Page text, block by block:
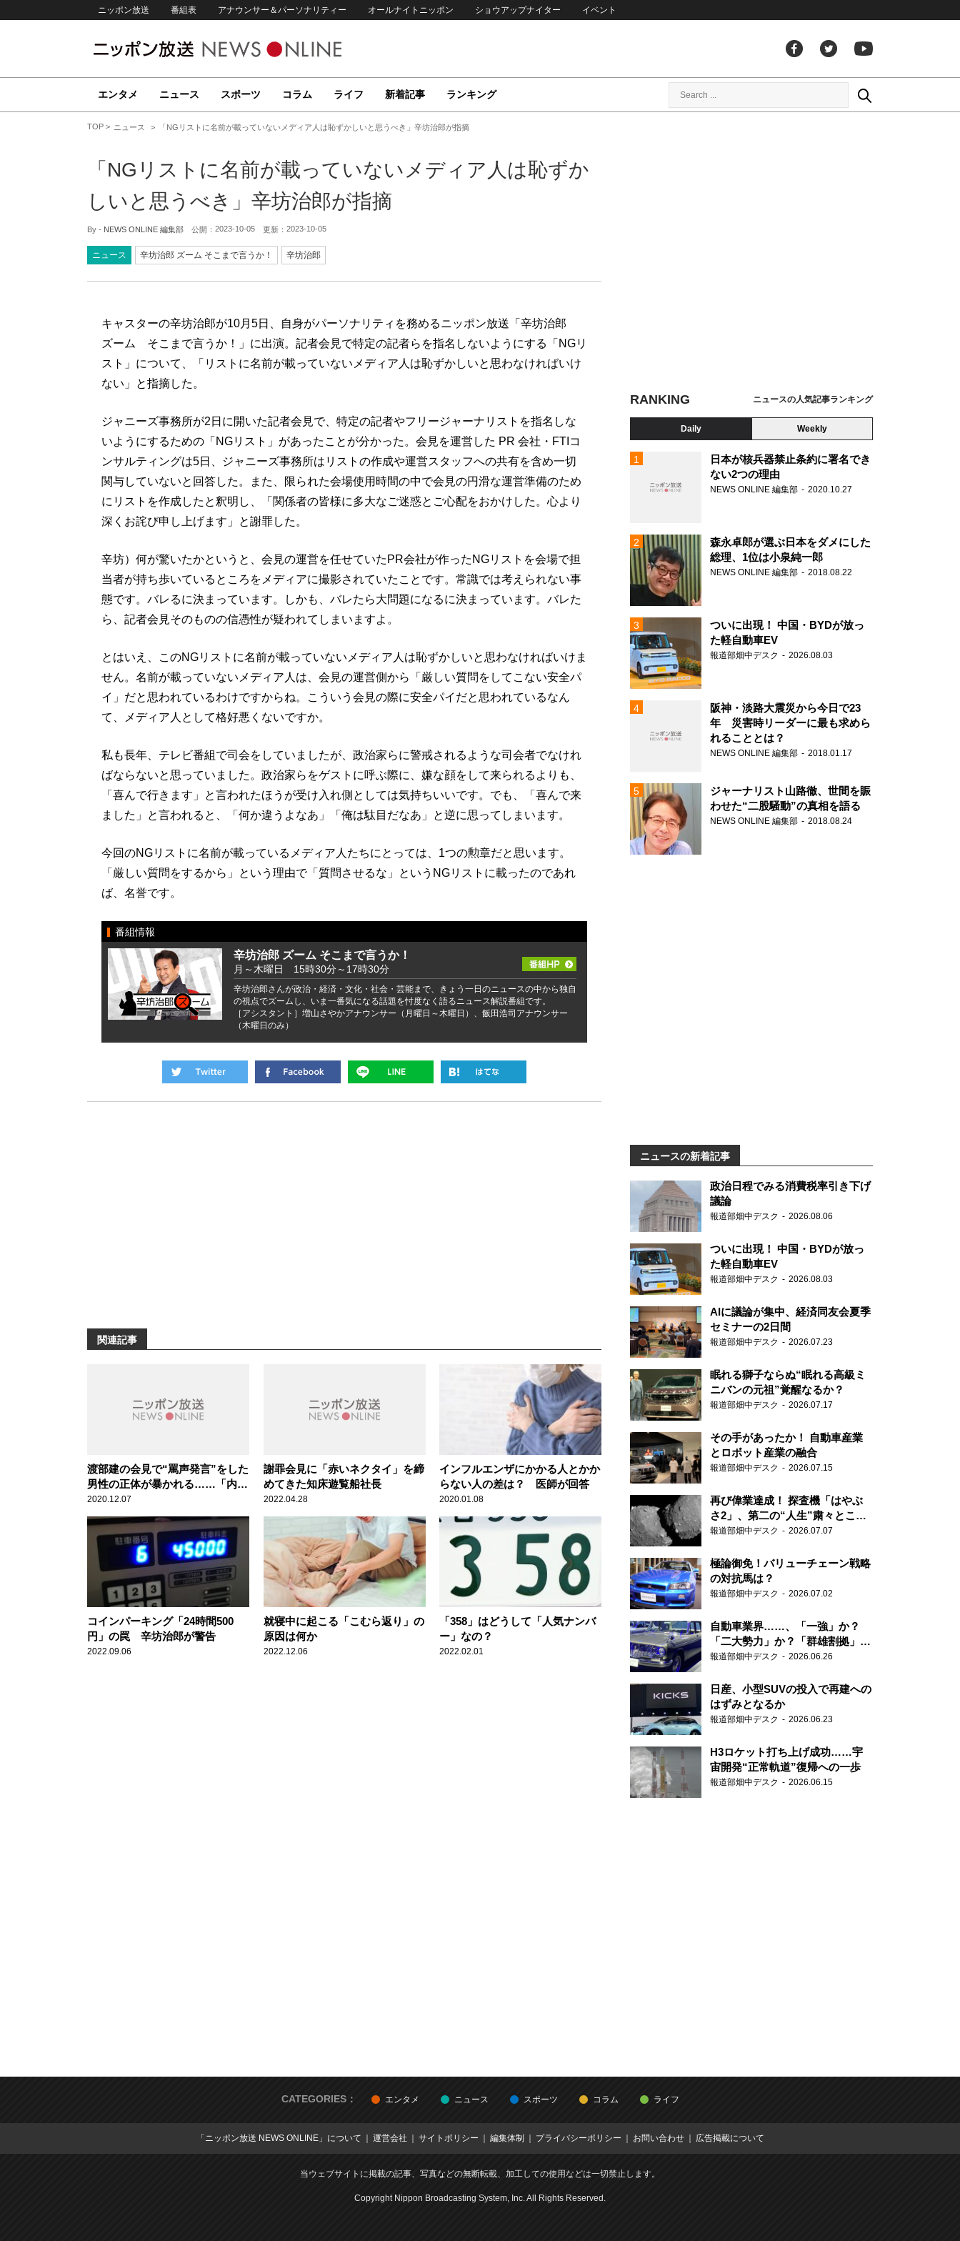
ニッポン放送 番組表 アナウンサー＆パーソナリティー オールナイトニッポン ショウアップナイター イベント
エンタメ ニュース スポーツ コラム ライフ 新着記事 ランキング
TOP ニュース 「NGリストに名前が載っていないメディア人は恥ずかしいと思うべき」辛坊治郎が指摘
「NGリストに名前が載っていないメディア人は恥ずか
しいと思うべき」辛坊治郎が指摘
By - NEWS ONLINE 編集部 公開： 2023-10-05 更新： 2023-10-05
ニュース 辛坊治郎 ズーム そこまで言うか！ 辛坊治郎
キャスターの辛坊治郎が10月5日、自身がパーソナリティを務めるニッポン放送「辛坊治郎
ズーム そこまで言うか！」に出演。記者会見で特定の記者らを指名しないようにする「NGリ
スト」について、「リストに名前が載っていないメディア人は恥ずかしいと思わなければいけ
ない」と指摘した。
ジャニーズ事務所が2日に開いた記者会見で、特定の記者やフリージャーナリストを指名しな
いようにするための「NGリスト」があったことが分かった。会見を運営した PR 会社・FTIコ
ンサルティングは5日、ジャニーズ事務所はリストの作成や運営スタッフへの共有を含め一切
関与していないと回答した。また、限られた会場使用時間の中で会見の円滑な運営準備のため
にリストを作成したと釈明し、「関係者の皆様に多大なご迷惑とご心配をおかけした。心より
深くお詫び申し上げます」と謝罪した。
辛坊）何が驚いたかというと、会見の運営を任せていたPR会社が作ったNGリストを会場で担
当者が持ち歩いているところをメディアに撮影されていたことです。常識では考えられない事
態です。バレるに決まっています。しかも、バレたら大問題になるに決まっています。バレた
ら、記者会見そのものの信憑性が疑われてしまいますよ。
とはいえ、このNGリストに名前が載っていないメディア人は恥ずかしいと思わなければいけま
せん。名前が載っていないメディア人は、会見の運営側から「厳しい質問をしてこない安全パ
イ」だと思われているわけですからね。こういう会見の際に安全パイだと思われているなん
て、メディア人として格好悪くないですか。
私も長年、テレビ番組で司会をしていましたが、政治家らに警戒されるような司会者でなけれ
ばならないと思っていました。政治家らをゲストに呼ぶ際に、嫌な顔をして来られるよりも、
「喜んで行きます」と言われたほうが受け入れ側としては気持ちいいです。でも、「喜んで来
ました」と言われると、「何か違うよなあ」「俺は駄目だなあ」と逆に思ってしまいます。
今回のNGリストに名前が載っているメディア人たちにとっては、1つの勲章だと思います。
「厳しい質問をするから」という理由で「質問させるな」というNGリストに載ったのであれ
ば、名誉です。
番組情報
辛坊治郎 ズーム そこまで言うか！
月～木曜日 15時30分～17時30分
辛坊治郎さんが政治・経済・文化・社会・芸能まで、きょう一日のニュースの中から独自
の視点でズームし、いま一番気になる話題を忖度なく語るニュース解説番組です。
［アシスタント］増山さやかアナウンサー（月曜日～木曜日）、飯田浩司アナウンサー
（木曜日のみ）
関連記事
渡部建の会見で“罵声発言”をした
男性の正体が暴かれる……「内幕
がすごく面白い」辛坊治郎が言及
2020.12.07
謝罪会見に「赤いネクタイ」を締
めてきた知床遊覧船社長
2022.04.28
インフルエンザにかかる人とかか
らない人の差は？ 医師が回答
2020.01.08
コインパーキング「24時間500
円」の罠 辛坊治郎が警告
2022.09.06
就寝中に起こる「こむら返り」の
原因は何か
2022.12.06
「358」はどうして「人気ナンバ
ー」なの？
2022.02.01
RANKING ニュースの人気記事ランキング
Daily Weekly
日本が核兵器禁止条約に署名でき
ない2つの理由
NEWS ONLINE 編集部 2020.10.27
森永卓郎が選ぶ日本をダメにした
総理、1位は小泉純一郎
NEWS ONLINE 編集部 2018.08.22
ついに出現！ 中国・BYDが放っ
た軽自動車EV
報道部畑中デスク 2026.08.03
阪神・淡路大震災から今日で23
年 災害時リーダーに最も求めら
れることとは？
NEWS ONLINE 編集部 2018.01.17
ジャーナリスト山路徹、世間を賑
わせた“二股騒動”の真相を語る
NEWS ONLINE 編集部 2018.08.24
ニュースの新着記事
政治日程でみる消費税率引き下げ
議論
報道部畑中デスク 2026.08.06
ついに出現！ 中国・BYDが放っ
た軽自動車EV
報道部畑中デスク 2026.08.03
AIに議論が集中、経済同友会夏季
セミナーの2日間
報道部畑中デスク 2026.07.23
眠れる獅子ならぬ“眠れる高級ミ
ニバンの元祖”覚醒なるか？
報道部畑中デスク 2026.07.17
その手があったか！ 自動車産業
とロボット産業の融合
報道部畑中デスク 2026.07.15
再び偉業達成！ 探査機「はやぶ
さ2」、第二の“人生”粛々とこな
す
報道部畑中デスク 2026.07.07
極論御免！バリューチェーン戦略
の対抗馬は？
報道部畑中デスク 2026.07.02
自動車業界……、「一強」か？
「二大勢力」か？「群雄割拠」
か？
報道部畑中デスク 2026.06.26
日産、小型SUVの投入で再建への
はずみとなるか
報道部畑中デスク 2026.06.23
H3ロケット打ち上げ成功……宇
宙開発“正常軌道”復帰への一歩
報道部畑中デスク 2026.06.15
CATEGORIES： エンタメ ニュース スポーツ コラム ライフ
「ニッポン放送 NEWS ONLINE」について 運営会社 サイトポリシー 編集体制 プライバシーポリシー お問い合わせ 広告掲載について
当ウェブサイトに掲載の記事、写真などの無断転載、加工しての使用などは一切禁止します。
Copyright Nippon Broadcasting System, Inc. All Rights Reserved.